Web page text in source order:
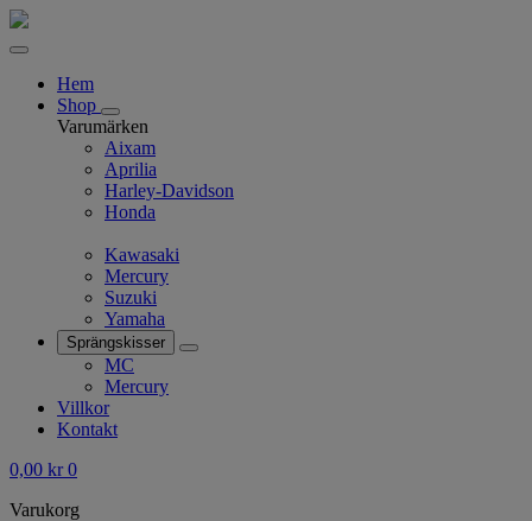
Hem
Shop
Varumärken
Aixam
Aprilia
Harley-Davidson
Honda
Kawasaki
Mercury
Suzuki
Yamaha
Sprängskisser
MC
Mercury
Villkor
Kontakt
0,00 kr 0
Varukorg